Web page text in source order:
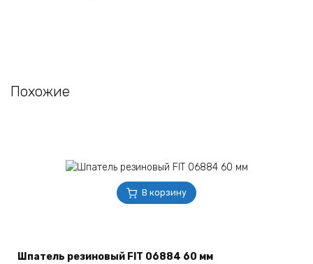
Похожие
В корзину
Шпатель резиновый FIT 06884 60 мм